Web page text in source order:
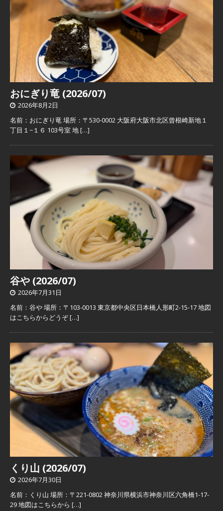
おにぎり竜 (2026/07)
2026年8月2日
名前：おにぎり竜 場所：〒530-0002 大阪府大阪市北区曾根崎新地１
丁目１−１６ 103号室 地[…]
谷や (2026/07)
2026年7月31日
名前：谷や 場所：〒103-0013 東京都中央区日本橋人形町2-15-17 地図
はこちらからどうぞ[…]
くり山 (2026/07)
2026年7月30日
名前：くり山 場所：〒221-0802 神奈川県横浜市神奈川区六角橋1-17-
29 地図はこちらから […]